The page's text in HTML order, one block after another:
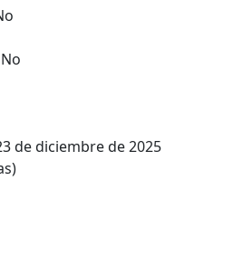
de diciembre de 2025